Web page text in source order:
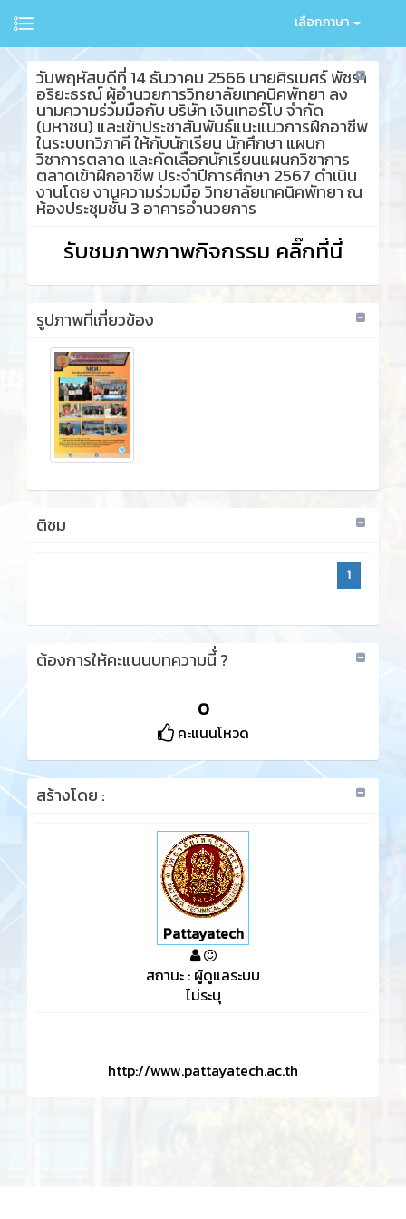
เลือกภาษา
วันพฤหัสบดีที่ 14 ธันวาคม 2566​ นายศิรเมศร์ พัชรา
อริยะธรณ์ ผู้อำนวยการวิทยาลัยเทคนิคพัทยา ลง
นามความร่วมมือกับ บริษัท เงินเทอร์โบ จำกัด
(มหาชน) และเข้าประชาสัมพันธ์แนะแนวการฝึกอาชีพ
ในระบบทวิภาคี ให้กับนักเรียน นักศึกษา แผนก
วิชาการตลาด และคัดเลือกนักเรียนแผนกวิชาการ
ตลาดเข้าฝึกอาชีพ ประจำปีการศึกษา 2567 ดำเนิน
งานโดย งานความร่วมมือ วิทยาลัยเทคนิคพัทยา ณ
ห้องประชุมชั้น 3 อาคารอำนวยการ
รับชมภาพภาพกิจกรรม คลิ๊กที่นี่
รูปภาพที่เกี่ยวข้อง
ติชม
1
ต้องการให้คะแนนบทความนี้่ ?
0
คะแนนโหวด
สร้างโดย :
Pattayatech
สถานะ : ผู้ดูแลระบบ
ไม่ระบุ
http://www.pattayatech.ac.th